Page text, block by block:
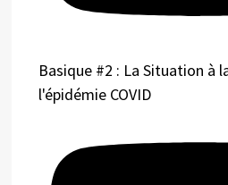
Basique #2 : La Situation à
l'épidémie COVID